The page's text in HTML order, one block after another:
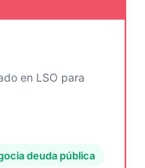
en LSO para
deuda pública